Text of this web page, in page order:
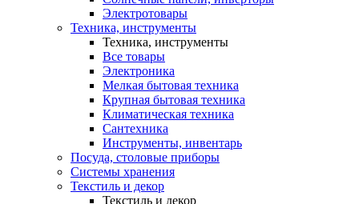
Электротовары
Техника, инструменты
Техника, инструменты
Все товары
Электроника
Мелкая бытовая техника
Крупная бытовая техника
Климатическая техника
Сантехника
Инструменты, инвентарь
Посуда, столовые приборы
Системы хранения
Текстиль и декор
Текстиль и декор